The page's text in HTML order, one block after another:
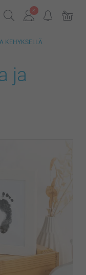
KEHYKSELLÄ
ja